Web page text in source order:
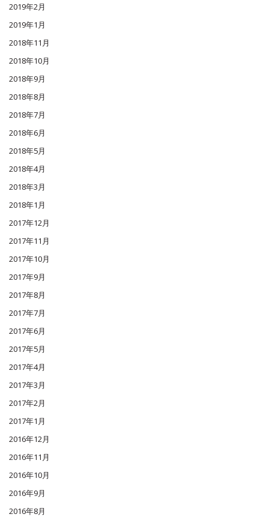
2019年2月
2019年1月
2018年11月
2018年10月
2018年9月
2018年8月
2018年7月
2018年6月
2018年5月
2018年4月
2018年3月
2018年1月
2017年12月
2017年11月
2017年10月
2017年9月
2017年8月
2017年7月
2017年6月
2017年5月
2017年4月
2017年3月
2017年2月
2017年1月
2016年12月
2016年11月
2016年10月
2016年9月
2016年8月